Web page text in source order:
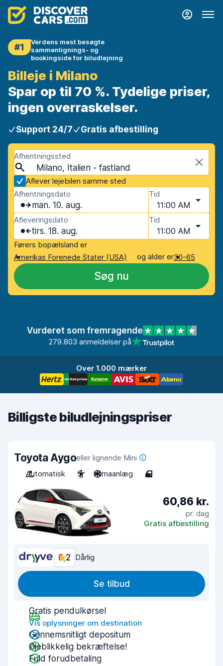
#1
Verdens mest besøgte
sammenlignings- og
bookingside for biludlejning
Billeje i Milano
Spar op til 70 %. Tydelige priser,
ingen overraskelser.
Support 24/7 Gratis afbestilling
Afhentningssted
Milano, Italien - fastland
Aflever lejebilen samme sted
Afhentningsdato
man. 10. aug.
Tid
11:00 AM
Afleveringsdato
tirs. 18. aug.
Tid
11:00 AM
Førers bopælsland er
Amerikas Forenede Stater (USA)
og alder er30-65
Søg nu
Vurderet som fremragende
279.803 anmeldelser på
Over 1.000 mærker
Billigste biludlejningspriser
Toyota Aygoeller lignende Mini
Automatisk
5 Klimaanlæg 4
60,86 kr.
pr. dag
Gratis afbestilling
6,2 Dårlig
Se tilbud
Gratis pendulkørsel
Vis oplysninger om destination
Gennemsnitligt depositum
Øjeblikkelig bekræftelse!
Fuld forudbetaling